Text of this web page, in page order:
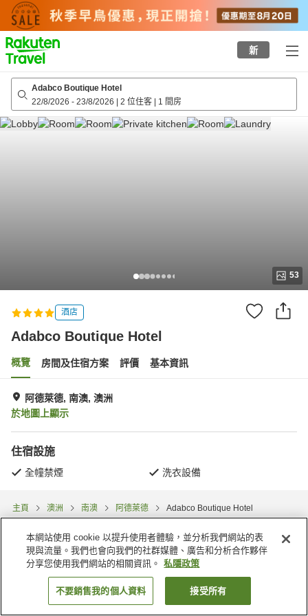
to
top
page
新
Adabco Boutique Hotel
22/8/2026 - 23/8/2026 | 2 位住客 | 1 間房
53
酒店
Adabco Boutique Hotel
概覽 房間及住宿方案 評價 基本資訊
阿德萊德, 南澳, 澳洲
於地圖上顯示
住宿設施
全幢禁煙 洗衣設備
主頁 澳洲 南澳 阿德萊德 Adabco Boutique Hotel
找客房
本網站使用 cookie 以提升使用者體驗，並分析我們網站的表
現與流量。我們也會向我們的社群媒體、廣告和分析合作夥伴
分享您使用我們網站的相關資訊。
私隱政策
不要銷售我的個人資料 接受所有